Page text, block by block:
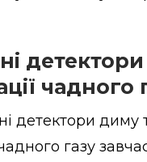
чадного
детектори диму
газу